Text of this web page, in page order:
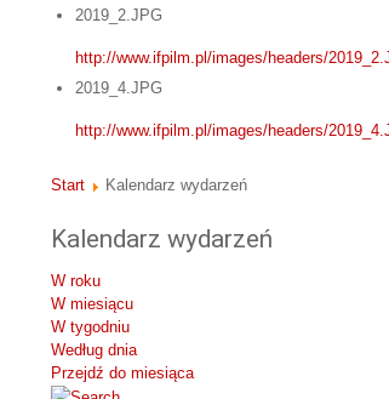
2019_2.JPG
http://www.ifpilm.pl/images/headers/
2019_4.JPG
http://www.ifpilm.pl/images/headers/
Start Kalendarz wydarzeń
Kalendarz wydarzeń
W roku
W miesiącu
W tygodniu
Według dnia
Przejdź do miesiąca